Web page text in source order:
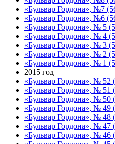
«Бульвар Гордона», №7
«Бульвар Гордона», №6
«Бульвар Гордона», № 5
«Бульвар Гордона», № 4
«Бульвар Гордона», № 3
«Бульвар Гордона», № 2
«Бульвар Гордона», № 1
2015 год
«Бульвар Гордона», № 52
«Бульвар Гордона», № 51
«Бульвар Гордона», № 50
«Бульвар Гордона», № 49
«Бульвар Гордона», № 48
«Бульвар Гордона», № 47
«Бульвар Гордона», № 46